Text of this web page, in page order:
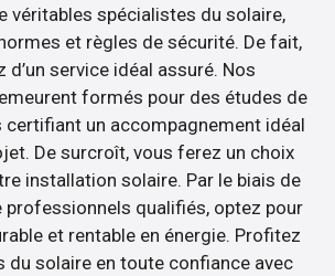
véritables spécialistes du solaire,
et règles de sécurité. De fait,
d’un service idéal assuré. Nos
formés pour des études de
certifiant un accompagnement idéal
De surcroît, vous ferez un choix
installation solaire. Par le biais de
professionnels qualifiés, optez pour
et rentable en énergie. Profitez
du solaire en toute confiance avec